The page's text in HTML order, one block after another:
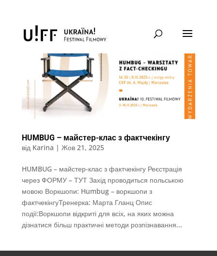
HUMBUG – майстер-клас з фактчекінгу
від Karina | Жов 21, 2025
HUMBUG – майстер-клас з фактчекінгу Реєстрація
через ФОРМУ – ТУТ Захід проводиться польською
мовою Воркшопи: Humbug – воркшопи з
фактчекінгуТренерка: Марта Гланц Опис
події:Воркшопи відкриті для всіх, на яких можна
дізнатися більш практичні методи розпізнавання...